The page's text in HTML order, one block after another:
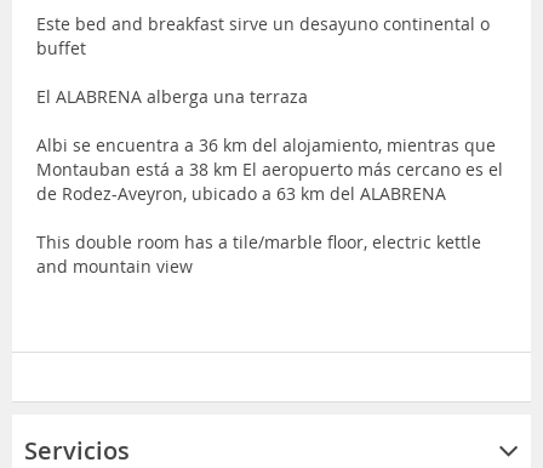
Este bed and breakfast sirve un desayuno continental o
buffet
El ALABRENA alberga una terraza
Albi se encuentra a 36 km del alojamiento, mientras que
Montauban está a 38 km El aeropuerto más cercano es el
de Rodez-Aveyron, ubicado a 63 km del ALABRENA
This double room has a tile/marble floor, electric kettle
and mountain view
Servicios